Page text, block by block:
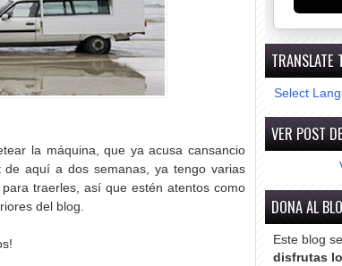
la máquina, que ya acusa cansancio
aquí a dos semanas, ya tengo varias
traerles, así que estén atentos como
del blog.
TRANSLATE
Select
VER POST
DONA AL
Este blog
disfrutas